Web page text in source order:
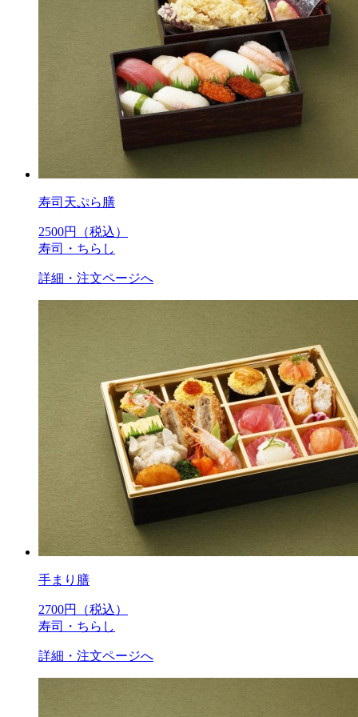
寿司天ぷら膳
2500円（税込）
寿司・ちらし
詳細・注文ページへ
手まり膳
2700円（税込）
寿司・ちらし
詳細・注文ページへ